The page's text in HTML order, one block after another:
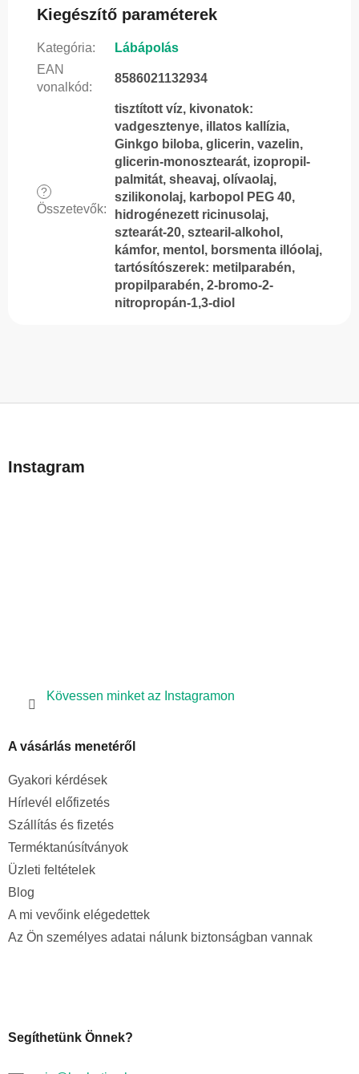
Kiegészítő paraméterek
Kategória:
Lábápolás
EAN
vonalkód:
8586021132934
?
Összetevők:
tisztított víz, kivonatok:
vadgesztenye, illatos kallízia,
Ginkgo biloba, glicerin, vazelin,
glicerin-monosztearát, izopropil-
palmitát, sheavaj, olívaolaj,
szilikonolaj, karbopol PEG 40,
hidrogénezett ricinusolaj,
sztearát-20, sztearil-alkohol,
kámfor, mentol, borsmenta illóolaj,
tartósítószerek: metilparabén,
propilparabén, 2-bromo-2-
nitropropán-1,3-diol
bInstagram
Kövessen minket az Instagramon
A vásárlás menetéről
Gyakori kérdések
Hírlevél előfizetés
Szállítás és fizetés
Terméktanúsítványok
Üzleti feltételek
Blog
A mi vevőink elégedettek
Az Ön személyes adatai nálunk biztonságban vannak
Segíthetünk Önnek?